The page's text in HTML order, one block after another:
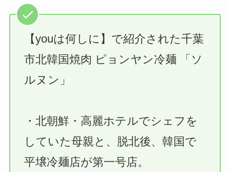
【youは何しに】で紹介された千葉
市北韓国焼肉 ピョンヤン冷麺 「ソ
ルヌン」
・北朝鮮・高麗ホテルでシェフを
していた母親と、脱北後、韓国で
平壌冷麺店が第一号店。